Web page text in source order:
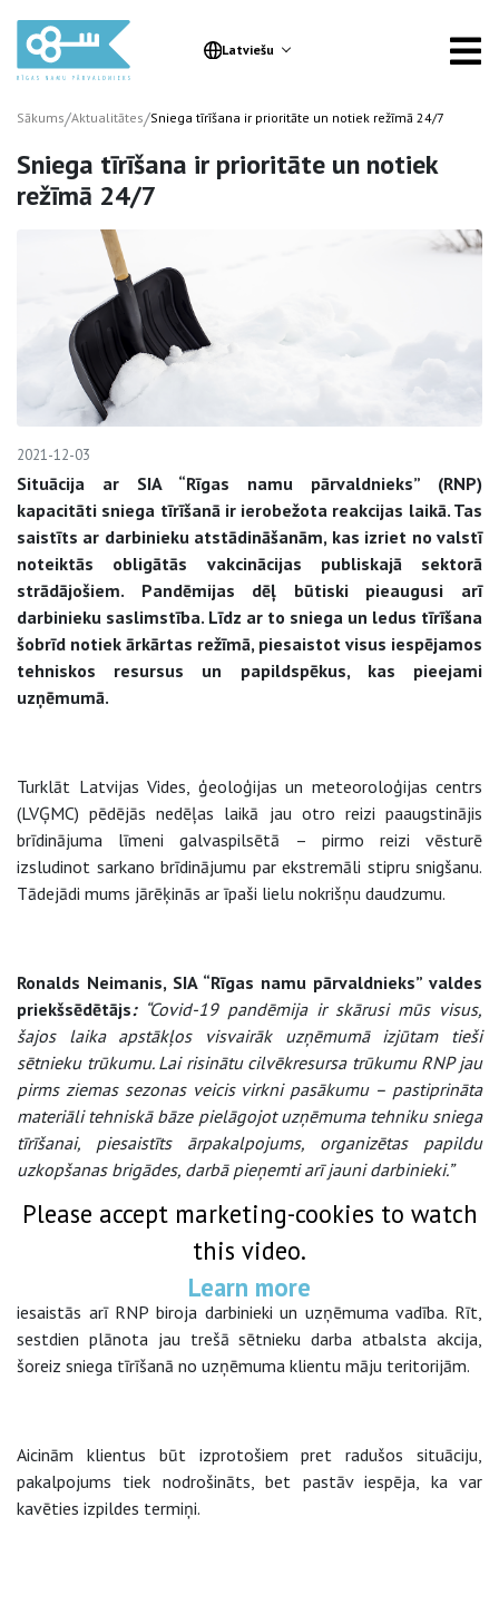
Latviešu
Sākums/Aktualitātes/Sniega tīrīšana ir prioritāte un notiek režīmā 24/7
Sniega tīrīšana ir prioritāte un notiek
režīmā 24/7
2021-12-03
Situācija ar SIA “Rīgas namu pārvaldnieks” (RNP)
kapacitāti sniega tīrīšanā ir ierobežota reakcijas laikā. Tas
saistīts ar darbinieku atstādināšanām, kas izriet no valstī
noteiktās obligātās vakcinācijas publiskajā sektorā
strādājošiem. Pandēmijas dēļ būtiski pieaugusi arī
darbinieku saslimstība. Līdz ar to sniega un ledus tīrīšana
šobrīd notiek ārkārtas režīmā, piesaistot visus iespējamos
tehniskos resursus un papildspēkus, kas pieejami
uzņēmumā.
Turklāt Latvijas Vides, ģeoloģijas un meteoroloģijas centrs
(LVĢMC) pēdējās nedēļas laikā jau otro reizi paaugstinājis
brīdinājuma līmeni galvaspilsētā – pirmo reizi vēsturē
izsludinot sarkano brīdinājumu par ekstremāli stipru snigšanu.
Tādejādi mums jārēķinās ar īpaši lielu nokrišņu daudzumu.
Ronalds Neimanis, SIA “Rīgas namu pārvaldnieks” valdes
priekšsēdētājs: “Covid-19 pandēmija ir skārusi mūs visus,
šajos laika apstākļos visvairāk uzņēmumā izjūtam tieši
sētnieku trūkumu. Lai risinātu cilvēkresursa trūkumu RNP jau
pirms ziemas sezonas veicis virkni pasākumu – pastiprināta
materiāli tehniskā bāze pielāgojot uzņēmuma tehniku sniega
tīrīšanai, piesaistīts ārpakalpojums, organizētas papildu
uzkopšanas brigādes, darbā pieņemti arī jauni darbinieki.”
Jau iepriekš ziņots, ka saistībā ar darbinieku trūkumu
uzņēmumā, uzkopšanas darbos brīvprātīgi vairākkārtīgi
iesaistās arī RNP biroja darbinieki un uzņēmuma vadība. Rīt,
sestdien plānota jau trešā sētnieku darba atbalsta akcija,
šoreiz sniega tīrīšanā no uzņēmuma klientu māju teritorijām.
Aicinām klientus būt izprotošiem pret radušos situāciju,
pakalpojums tiek nodrošināts, bet pastāv iespēja, ka var
kavēties izpildes termiņi.
Please accept marketing-cookies to watch
this video.
Learn more